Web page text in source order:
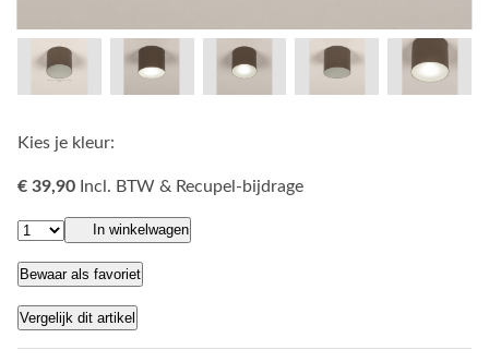
Kies je kleur:
€ 39,90 Incl. BTW & Recupel-bijdrage
In winkelwagen
Bewaar als favoriet
Vergelijk dit artikel